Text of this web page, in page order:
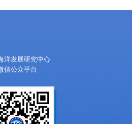
洋发展研究中心
信公众平台